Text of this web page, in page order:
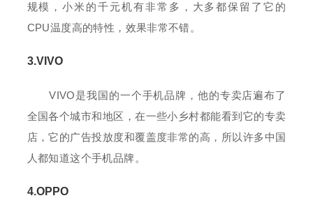
规模，小米的千元机有非常多，大多都保留了它的
CPU温度高的特性，效果非常不错。
3.VIVO
VIVO是我国的一个手机品牌，他的专卖店遍布了
全国各个城市和地区，在一些小乡村都能看到它的专卖
店，它的广告投放度和覆盖度非常的高，所以许多中国
人都知道这个手机品牌。
4.OPPO